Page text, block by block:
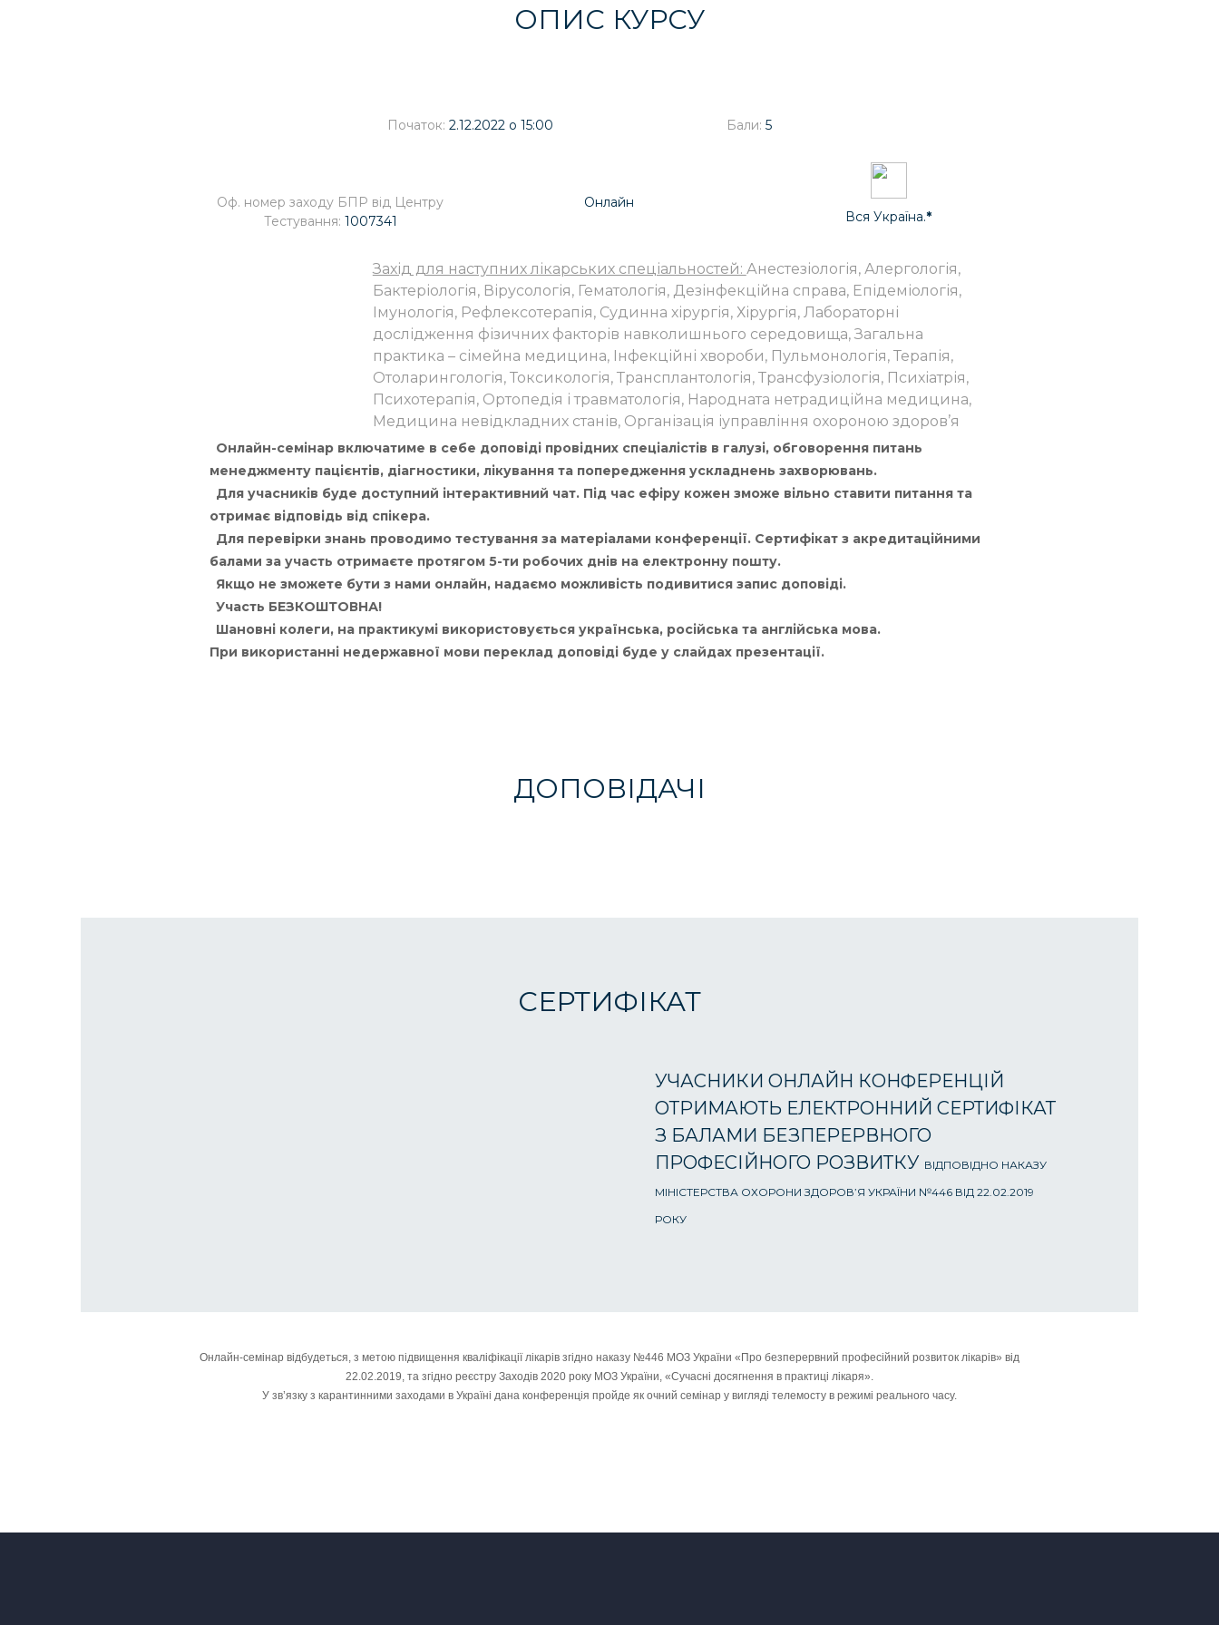
ОПИС КУРСУ
Початок: 2.12.2022 о 15:00 Бали: 5
Оф. номер заходу БПР від Центру
Тестування: 1007341
Онлайн
Вся Україна.*
Захід для наступних лікарських спеціальностей: Анестезіологія, Алергологія,
Бактеріологія, Вірусологія, Гематологія, Дезінфекційна справа, Епідеміологія,
Імунологія, Рефлексотерапія, Судинна хірургія, Хірургія, Лабораторні
дослідження фізичних факторів навколишнього середовища, Загальна
практика – сімейна медицина, Інфекційні хвороби, Пульмонологія, Терапія,
Отоларингологія, Токсикологія, Трансплантологія, Трансфузіологія, Психіатрія,
Психотерапія, Ортопедія і травматологія, Народната нетрадиційна медицина,
Медицина невідкладних станів, Організація іуправління охороною здоров’я
Онлайн-семінар включатиме в себе доповіді провідних спеціалістів в галузі, обговорення питань
менеджменту пацієнтів, діагностики, лікування та попередження ускладнень захворювань.
Для учасників буде доступний інтерактивний чат. Під час ефіру кожен зможе вільно ставити питання та
отримає відповідь від спікера.
Для перевірки знань проводимо тестування за матеріалами конференції. Сертифікат з акредитаційними
балами за участь отримаєте протягом 5-ти робочих днів на електронну пошту.
Якщо не зможете бути з нами онлайн, надаємо можливість подивитися запис доповіді.
Участь БЕЗКОШТОВНА!
Шановні колеги, на практикумі використовується українська, російська та англійська мова.
При використанні недержавної мови переклад доповіді буде у слайдах презентації.
ДОПОВІДАЧІ
СЕРТИФІКАТ
УЧАСНИКИ ОНЛАЙН КОНФЕРЕНЦІЙ
ОТРИМАЮТЬ ЕЛЕКТРОННИЙ СЕРТИФІКАТ
З БАЛАМИ БЕЗПЕРЕРВНОГО
ПРОФЕСІЙНОГО РОЗВИТКУ ВІДПОВІДНО НАКАЗУ
МІНІСТЕРСТВА ОХОРОНИ ЗДОРОВ’Я УКРАЇНИ №446 ВІД 22.02.2019
РОКУ
Онлайн-семінар відбудеться, з метою підвищення кваліфікації лікарів згідно наказу №446 МОЗ України «Про безперервний професійний розвиток лікарів» від
22.02.2019, та згідно реєстру Заходів 2020 року МОЗ України, «Сучасні досягнення в практиці лікаря».
У зв’язку з карантинними заходами в Україні дана конференція пройде як очний семінар у вигляді телемосту в режимі реального часу.